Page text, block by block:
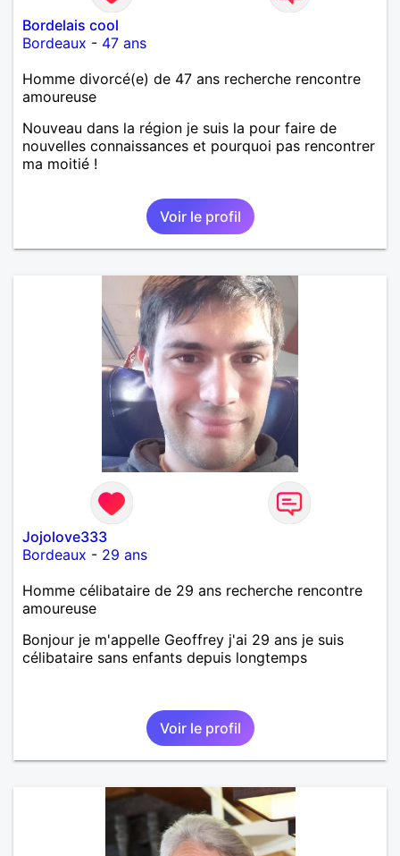
Bordelais cool
Bordeaux - 47 ans
Homme divorcé(e) de 47 ans recherche rencontre
amoureuse
Nouveau dans la région je suis la pour faire de
nouvelles connaissances et pourquoi pas rencontrer
ma moitié !
Voir le profil
Jojolove333
Bordeaux - 29 ans
Homme célibataire de 29 ans recherche rencontre
amoureuse
Bonjour je m'appelle Geoffrey j'ai 29 ans je suis
célibataire sans enfants depuis longtemps
Voir le profil